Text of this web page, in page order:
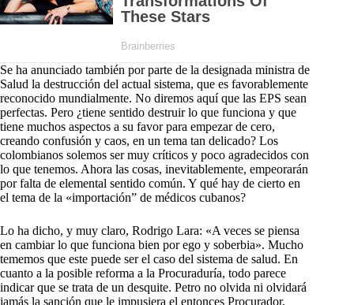
Se ha anunciado también por parte de la designada ministra de
Salud la destrucción del actual sistema, que es favorablemente
reconocido mundialmente. No diremos aquí que las EPS sean
perfectas. Pero ¿tiene sentido destruir lo que funciona y que
tiene muchos aspectos a su favor para empezar de cero,
creando confusión y caos, en un tema tan delicado? Los
colombianos solemos ser muy críticos y poco agradecidos con
lo que tenemos. Ahora las cosas, inevitablemente, empeorarán
por falta de elemental sentido común. Y qué hay de cierto en
el tema de la «importación” de médicos cubanos?
Lo ha dicho, y muy claro, Rodrigo Lara: «A veces se piensa
en cambiar lo que funciona bien por ego y soberbia». Mucho
tememos que este puede ser el caso del sistema de salud. En
cuanto a la posible reforma a la Procuraduría, todo parece
indicar que se trata de un desquite. Petro no olvida ni olvidará
jamás la sanción que le impusiera el entonces Procurador,